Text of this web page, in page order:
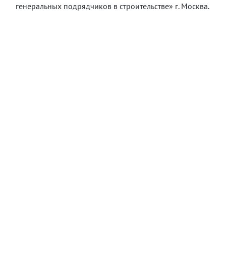
генеральных подрядчиков в строительстве» г. Москва.